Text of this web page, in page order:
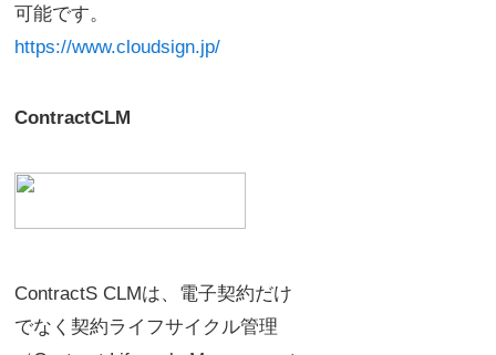
可能です。
https://www.cloudsign.jp/
ContractCLM
ContractS CLMは、電子契約だけ
でなく契約ライフサイクル管理